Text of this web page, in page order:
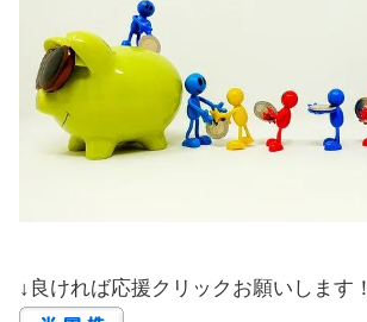
↓良ければ応援クリックお願いします！